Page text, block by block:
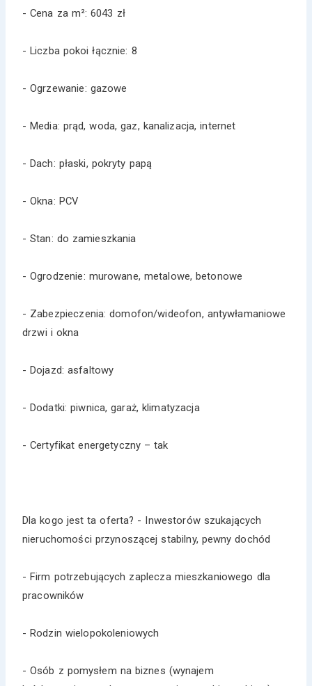
- Cena za m²: 6043 zł
- Liczba pokoi łącznie: 8
- Ogrzewanie: gazowe
- Media: prąd, woda, gaz, kanalizacja, internet
- Dach: płaski, pokryty papą
- Okna: PCV
- Stan: do zamieszkania
- Ogrodzenie: murowane, metalowe, betonowe
- Zabezpieczenia: domofon/wideofon, antywłamaniowe
drzwi i okna
- Dojazd: asfaltowy
- Dodatki: piwnica, garaż, klimatyzacja
- Certyfikat energetyczny – tak
Dla kogo jest ta oferta? - Inwestorów szukających
nieruchomości przynoszącej stabilny, pewny dochód
- Firm potrzebujących zaplecza mieszkaniowego dla
pracowników
- Rodzin wielopokoleniowych
- Osób z pomysłem na biznes (wynajem